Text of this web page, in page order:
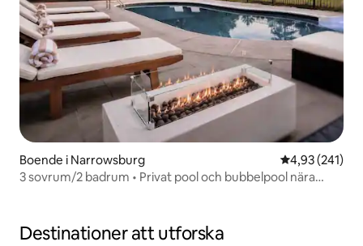
Boende i Narrowsburg 4,93 av 5 i
4,93 (241)
3 sovrum/2 badrum • Privat pool och bubbelpool nära
Destinationer att utforska